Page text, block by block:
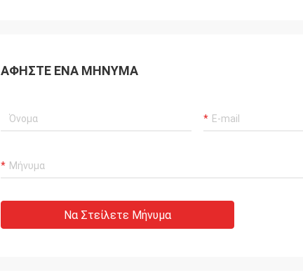
ΑΦΉΣΤΕ ΈΝΑ ΜΉΝΥΜΑ
Να Στείλετε Μήνυμα